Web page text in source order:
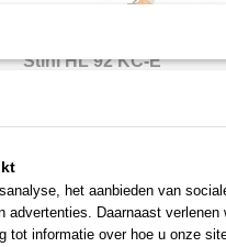
Stihl HL 92 KC-E
het aanbieden van
Daarnaast verlenen
tot informatie over hoe u onze